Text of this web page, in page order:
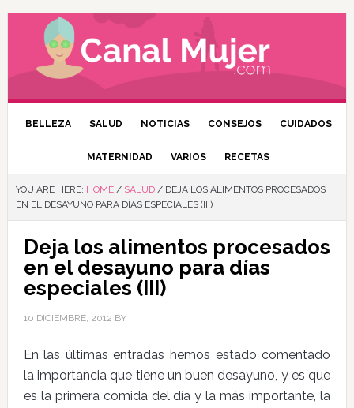
BELLEZA SALUD NOTICIAS CONSEJOS CUIDADOS
MATERNIDAD VARIOS RECETAS
YOU ARE HERE: HOME / SALUD /DEJA LOS ALIMENTOS PROCESADOS
EN EL DESAYUNO PARA DÍAS ESPECIALES (III)
Deja los alimentos procesados
en el desayuno para días
especiales (III)
10 DICIEMBRE, 2012 BY
En las últimas entradas hemos estado comentado
la importancia que tiene un buen desayuno, y es que
es la primera comida del día y la más importante, la